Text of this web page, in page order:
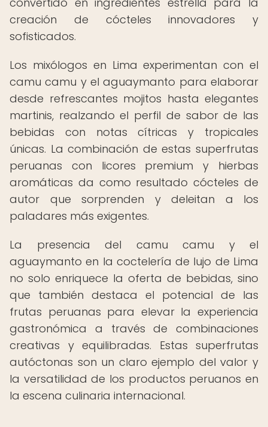
creación de cócteles innovadores y
sofisticados.
Los mixólogos en Lima experimentan con el
camu camu y el aguaymanto para elaborar
desde refrescantes mojitos hasta elegantes
martinis, realzando el perfil de sabor de las
bebidas con notas cítricas y tropicales
únicas. La combinación de estas superfrutas
peruanas con licores premium y hierbas
aromáticas da como resultado cócteles de
autor que sorprenden y deleitan a los
paladares más exigentes.
La presencia del camu camu y el
aguaymanto en la coctelería de lujo de Lima
no solo enriquece la oferta de bebidas, sino
que también destaca el potencial de las
frutas peruanas para elevar la experiencia
gastronómica a través de combinaciones
creativas y equilibradas. Estas superfrutas
autóctonas son un claro ejemplo del valor y
la versatilidad de los productos peruanos en
la escena culinaria internacional.